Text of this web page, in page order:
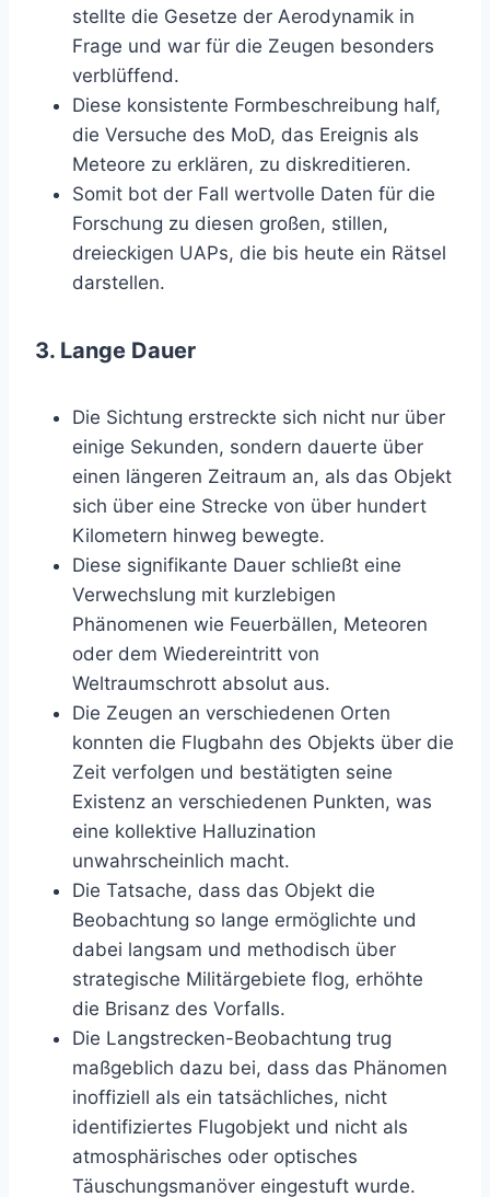
stellte die Gesetze der Aerodynamik in
Frage und war für die Zeugen besonders
verblüffend.
Diese konsistente Formbeschreibung half,
die Versuche des MoD, das Ereignis als
Meteore zu erklären, zu diskreditieren.
Somit bot der Fall wertvolle Daten für die
Forschung zu diesen großen, stillen,
dreieckigen UAPs, die bis heute ein Rätsel
darstellen.
3. Lange Dauer
Die Sichtung erstreckte sich nicht nur über
einige Sekunden, sondern dauerte über
einen längeren Zeitraum an, als das Objekt
sich über eine Strecke von über hundert
Kilometern hinweg bewegte.
Diese signifikante Dauer schließt eine
Verwechslung mit kurzlebigen
Phänomenen wie Feuerbällen, Meteoren
oder dem Wiedereintritt von
Weltraumschrott absolut aus.
Die Zeugen an verschiedenen Orten
konnten die Flugbahn des Objekts über die
Zeit verfolgen und bestätigten seine
Existenz an verschiedenen Punkten, was
eine kollektive Halluzination
unwahrscheinlich macht.
Die Tatsache, dass das Objekt die
Beobachtung so lange ermöglichte und
dabei langsam und methodisch über
strategische Militärgebiete flog, erhöhte
die Brisanz des Vorfalls.
Die Langstrecken-Beobachtung trug
maßgeblich dazu bei, dass das Phänomen
inoffiziell als ein tatsächliches, nicht
identifiziertes Flugobjekt und nicht als
atmosphärisches oder optisches
Täuschungsmanöver eingestuft wurde.